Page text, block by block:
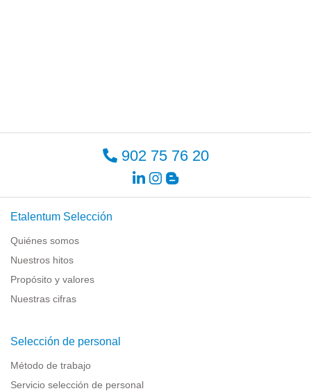
902 75 76 20
Etalentum Selección
Quiénes somos
Nuestros hitos
Propósito y valores
Nuestras cifras
Selección de personal
Método de trabajo
Servicio selección de personal